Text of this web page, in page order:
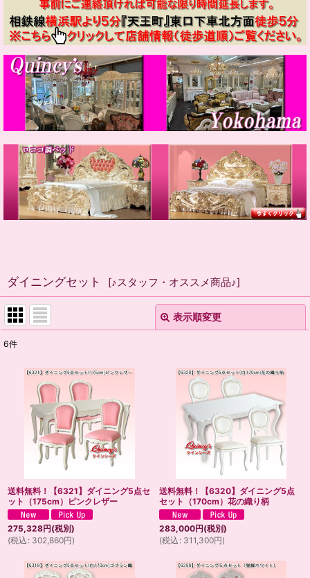
ダイニングセット [♪スタッフ・オススメ商品♪]
表示順変更
並び順
6件
送料無料！【6321】ダイニング5点セ
ット（175cm）ピンクレザー
275,328円(税別)
(税込 : 302,860円)
送料無料！【6320】ダイニング5点
セット（170cm）花の織り柄
283,000円(税別)
(税込 : 311,300円)